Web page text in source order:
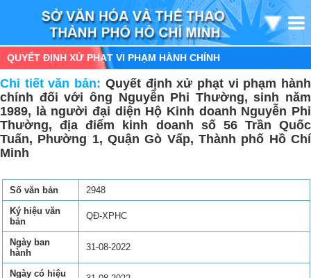
QUYẾT ĐỊNH XỬ PHẠT VI PHẠM HÀNH CHÍNH
Chi tiết văn bản: Quyết định xử phạt vi phạm hành
chính đối với ông Nguyễn Phi Thường, sinh năm
1989, là người đại diện Hộ Kinh doanh Nguyễn Phi
Thường, địa điểm kinh doanh số 56 Trần Quốc
Tuấn, Phường 1, Quận Gò Vấp, Thành phố Hồ Chí
Minh
Số văn bản
2948
Ký hiệu văn
bản
QĐ-XPHC
Ngày ban
hành
31-08-2022
Ngày có hiệu